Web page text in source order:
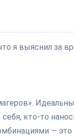
я выяснил за
кто-то
— это